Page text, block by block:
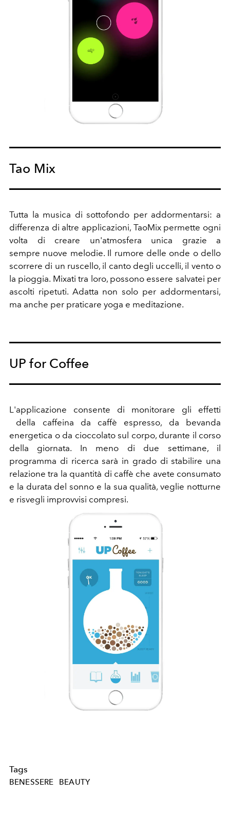
Tao Mix
Tutta la musica di sottofondo per addormentarsi: a
differenza di altre applicazioni, TaoMix permette ogni
volta di creare un'atmosfera unica grazie a
sempre nuove melodie. Il rumore delle onde o dello
scorrere di un ruscello, il canto degli uccelli, il vento o
la pioggia. Mixati tra loro, possono essere salvatei per
ascolti ripetuti. Adatta non solo per addormentarsi,
ma anche per praticare yoga e meditazione.
UP for Coffee
L'applicazione consente di monitorare gli effetti
della caffeina da caffè espresso, da bevanda
energetica o da cioccolato sul corpo, durante il corso
della giornata. In meno di due settimane, il
programma di ricerca sarà in grado di stabilire una
relazione tra la quantità di caffè che avete consumato
e la durata del sonno e la sua qualità, veglie notturne
e risvegli improvvisi compresi.
Tags
BENESSERE BEAUTY